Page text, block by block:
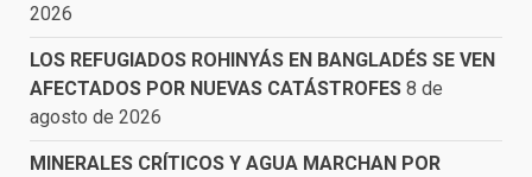
2026
LOS REFUGIADOS ROHINYÁS EN BANGLADÉS SE VEN
AFECTADOS POR NUEVAS CATÁSTROFES 8 de
agosto de 2026
MINERALES CRÍTICOS Y AGUA MARCHAN POR